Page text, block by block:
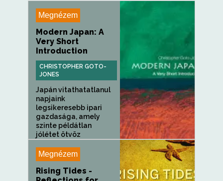
Megnézem
Modern Japan: A
Very Short
Introduction
CHRISTOPHER GOTO-
JONES
Japán vitathatatlanul
napjaink
legsikeresebb ipari
gazdasága, amely
szinte példátlan
jólétet ötvöz
stabilitással...
Megnézem
Rising Tides -